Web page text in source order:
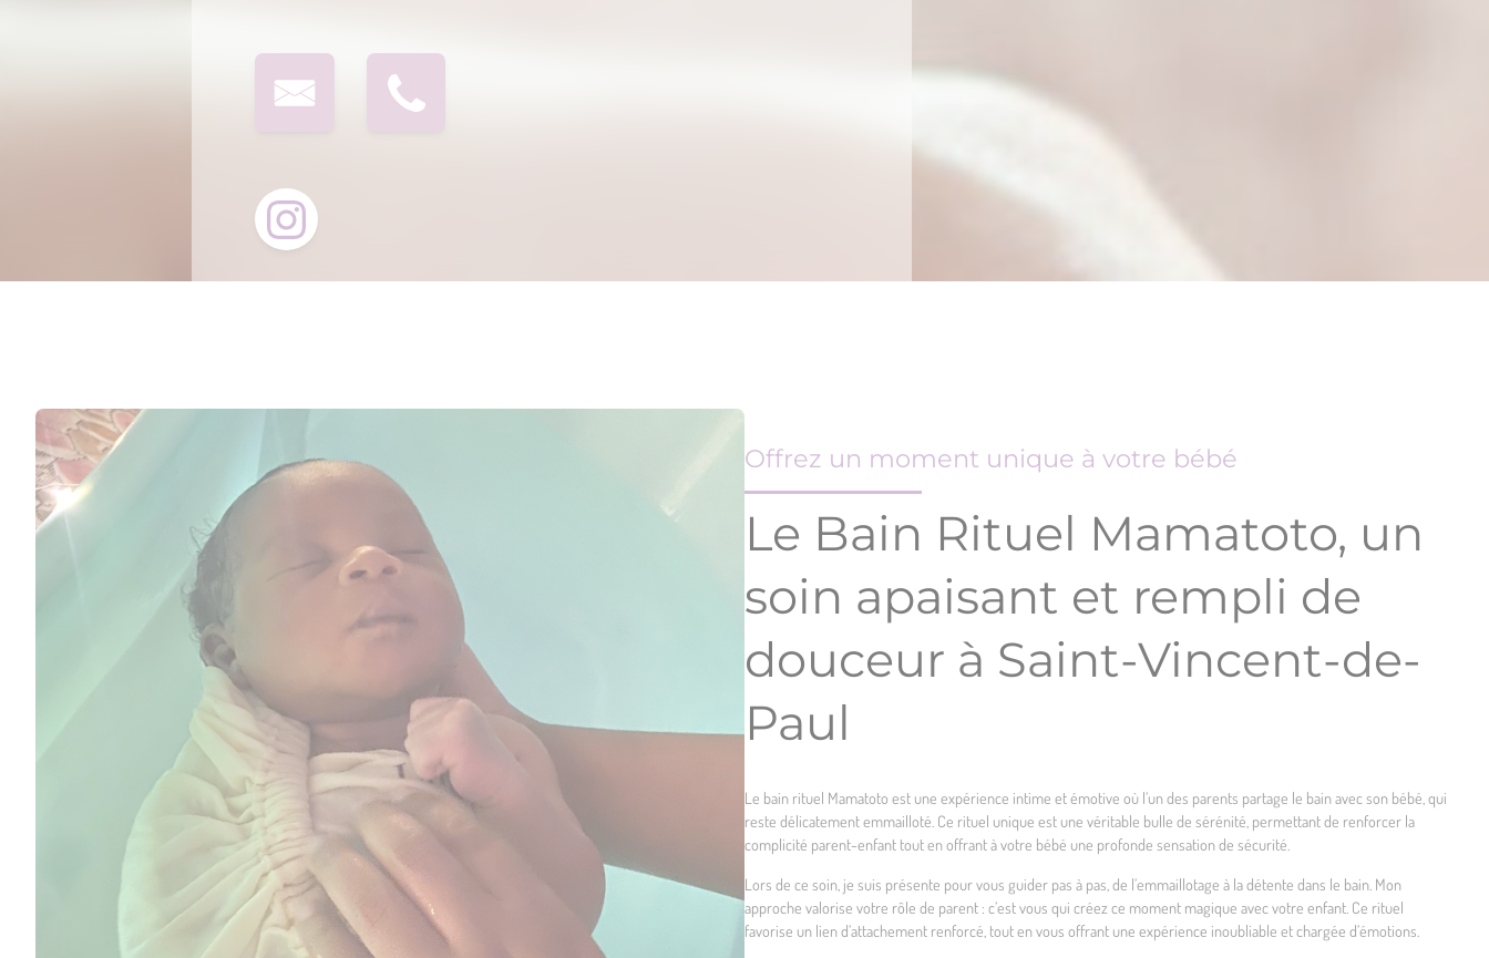
Offrez un moment unique à votre bébé
Le Bain Rituel Mamatoto, un
soin apaisant et rempli de
douceur à Saint-Vincent-de-
Paul
Le bain rituel Mamatoto est une expérience intime et émotive où l’un des parents partage le bain avec son bébé, qui
reste délicatement emmailloté. Ce rituel unique est une véritable bulle de sérénité, permettant de renforcer la
complicité parent-enfant tout en offrant à votre bébé une profonde sensation de sécurité.
Lors de ce soin, je suis présente pour vous guider pas à pas, de l’emmaillotage à la détente dans le bain. Mon
approche valorise votre rôle de parent : c’est vous qui créez ce moment magique avec votre enfant. Ce rituel
favorise un lien d’attachement renforcé, tout en vous offrant une expérience inoubliable et chargée d’émotions.